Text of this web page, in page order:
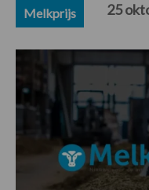
Melkprijs 25